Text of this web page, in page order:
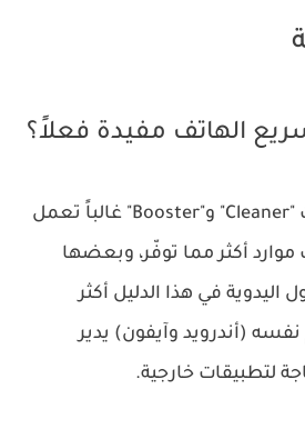
الهاتف مفيدة فعلاً؟
معظمها لا. تطبيقات "Cleaner" و"Booster" غالباً تعمل
أكثر مما توفّر، وبعضها
اليدوية في هذا الدليل أكثر
نفسه (أندرويد وآيفون) يدير
لتطبيقات خارجية.